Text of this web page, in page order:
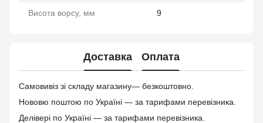
Висота ворсу, мм 9
Доставка Оплата
Самовивіз зі складу магазину— безкоштовно.
Нововю поштою по Україні — за тарифами перевізника.
Делівері по Україні — за тарифами перевізника.